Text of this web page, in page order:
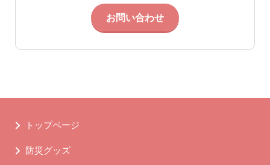
お問い合わせ
トップページ
防災グッズ